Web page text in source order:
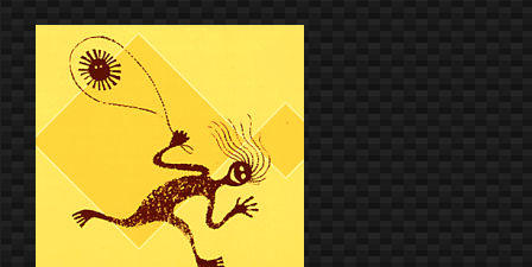
die
Welt
gehen“